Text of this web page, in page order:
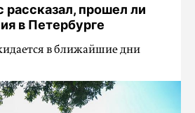
рассказал, прошел ли
в Петербурге
в ближайшие дни